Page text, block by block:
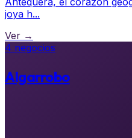
joya h...
Ver →
4 negocios
Algarrobo